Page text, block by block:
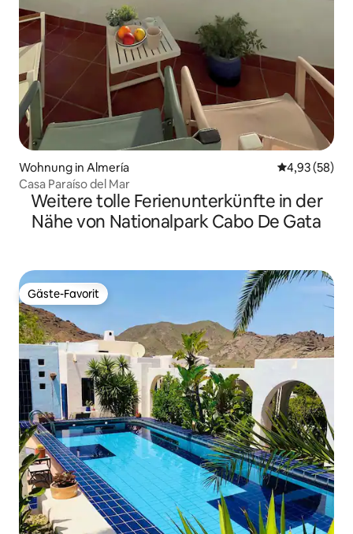
Wohnung in Almería
4,93 (58)
Casa Paraíso del Mar
Weitere tolle Ferienunterkünfte in der
Nähe von Nationalpark Cabo De Gata
Gäste-Favorit
Gäste-Favorit